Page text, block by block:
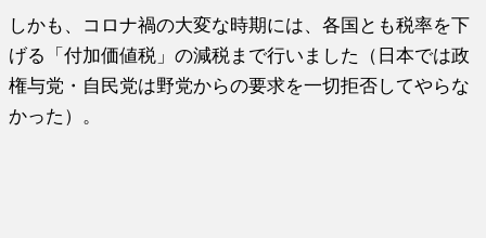
しかも、コロナ禍の大変な時期には、各国とも税率を下
げる「付加価値税」の減税まで行いました（日本では政
権与党・自民党は野党からの要求を一切拒否してやらな
かった）。